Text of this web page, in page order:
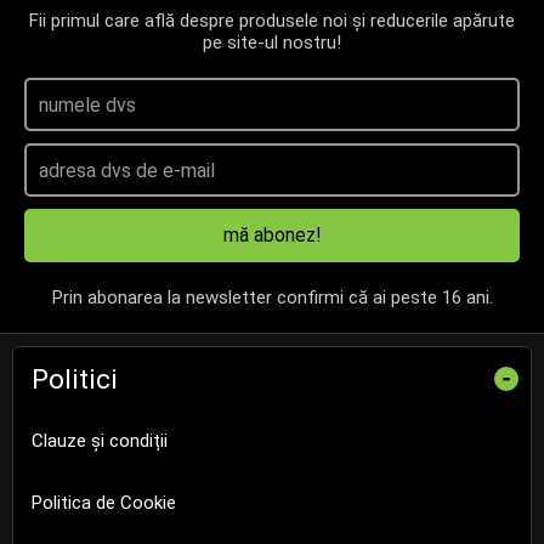
Fii primul care află despre produsele noi și reducerile apărute
pe site-ul nostru!
mă abonez!
Prin abonarea la newsletter confirmi că ai peste 16 ani.
Politici -
Clauze și condiții
Politica de Cookie